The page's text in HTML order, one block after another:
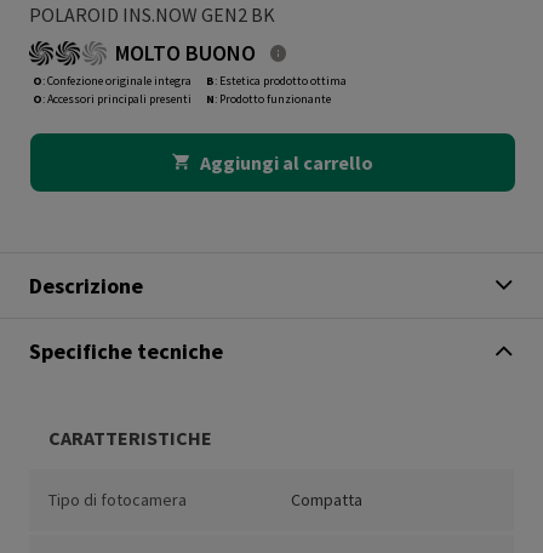
POLAROID INS.NOW GEN2 BK
MOLTO BUONO
O: Confezione originale integra
O: Accessori principali presenti
B: Estetica prodotto ottima
N: Prodotto funzionante
Aggiungi al carrello
Descrizione
Specifiche tecniche
CARATTERISTICHE
Tipo di fotocamera Compatta